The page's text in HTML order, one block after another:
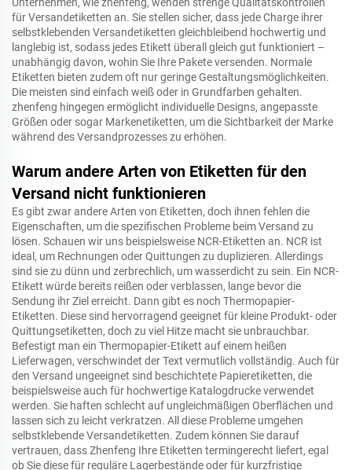
für Versandetiketten an. Sie stellen sicher, dass jede Charge ihrer
selbstklebenden Versandetiketten gleichbleibend hochwertig und
langlebig ist, sodass jedes Etikett überall gleich gut funktioniert –
unabhängig davon, wohin Sie Ihre Pakete versenden. Normale
Etiketten bieten zudem oft nur geringe Gestaltungsmöglichkeiten.
Die meisten sind einfach weiß oder in Grundfarben gehalten.
zhenfeng hingegen ermöglicht individuelle Designs, angepasste
Größen oder sogar Markenetiketten, um die Sichtbarkeit der Marke
während des Versandprozesses zu erhöhen.
Warum andere Arten von Etiketten für den
Versand nicht funktionieren
Es gibt zwar andere Arten von Etiketten, doch ihnen fehlen die
Eigenschaften, um die spezifischen Probleme beim Versand zu
lösen. Schauen wir uns beispielsweise NCR-Etiketten an. NCR ist
ideal, um Rechnungen oder Quittungen zu duplizieren. Allerdings
sind sie zu dünn und zerbrechlich, um wasserdicht zu sein. Ein NCR-
Etikett würde bereits reißen oder verblassen, lange bevor die
Sendung ihr Ziel erreicht. Dann gibt es noch Thermopapier-
Etiketten. Diese sind hervorragend geeignet für kleine Produkt- oder
Quittungsetiketten, doch zu viel Hitze macht sie unbrauchbar.
Befestigt man ein Thermopapier-Etikett auf einem heißen
Lieferwagen, verschwindet der Text vermutlich vollständig. Auch für
den Versand ungeeignet sind beschichtete Papieretiketten, die
beispielsweise auch für hochwertige Katalogdrucke verwendet
werden. Sie haften schlecht auf ungleichmäßigen Oberflächen und
lassen sich zu leicht verkratzen. All diese Probleme umgehen
selbstklebende Versandetiketten. Zudem können Sie darauf
vertrauen, dass Zhenfeng Ihre Etiketten termingerecht liefert, egal
ob Sie diese für reguläre Lagerbestände oder für kurzfristige